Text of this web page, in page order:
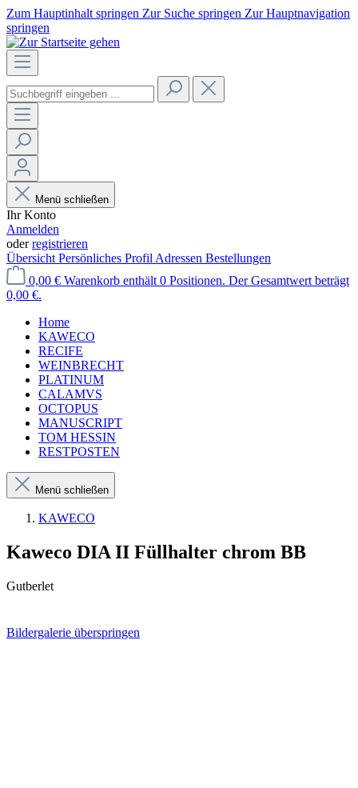
Zum Hauptinhalt springen Zur Suche springen Zur Hauptnavigation
springen
Menü schließen
Ihr Konto
Anmelden
oderregistrieren
Übersicht Persönliches Profil Adressen Bestellungen
0,00 € Warenkorb enthält 0 Positionen. Der Gesamtwert beträgt
0,00 €.
Home
KAWECO
RECIFE
WEINBRECHT
PLATINUM
CALAMVS
OCTOPUS
MANUSCRIPT
TOM HESSIN
RESTPOSTEN
Menü schließen
KAWECO
Kaweco DIA II Füllhalter chrom BB
Gutberlet
Bildergalerie überspringen